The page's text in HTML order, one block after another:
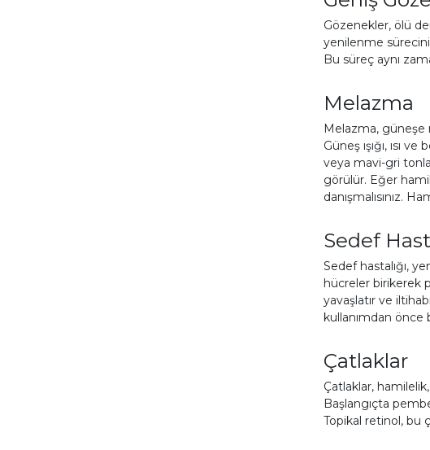
Gözenekler, ölü
yenilenme sürecini
Bu süreç aynı
Melazma
Melazma, güneşe
Güneş ışığı, ısı
veya mavi-gri
görülür. Eğer
danışmalısınız.
Sedef
Sedef hastalığı,
hücreler birikerek
yavaşlatır ve
kullanımdan önce
Çatlaklar
Çatlaklar,
Başlangıçta
Topikal retinol, bu